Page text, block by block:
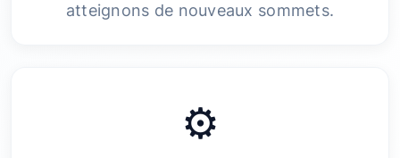
atteignons de nouveaux sommets.
⚙️